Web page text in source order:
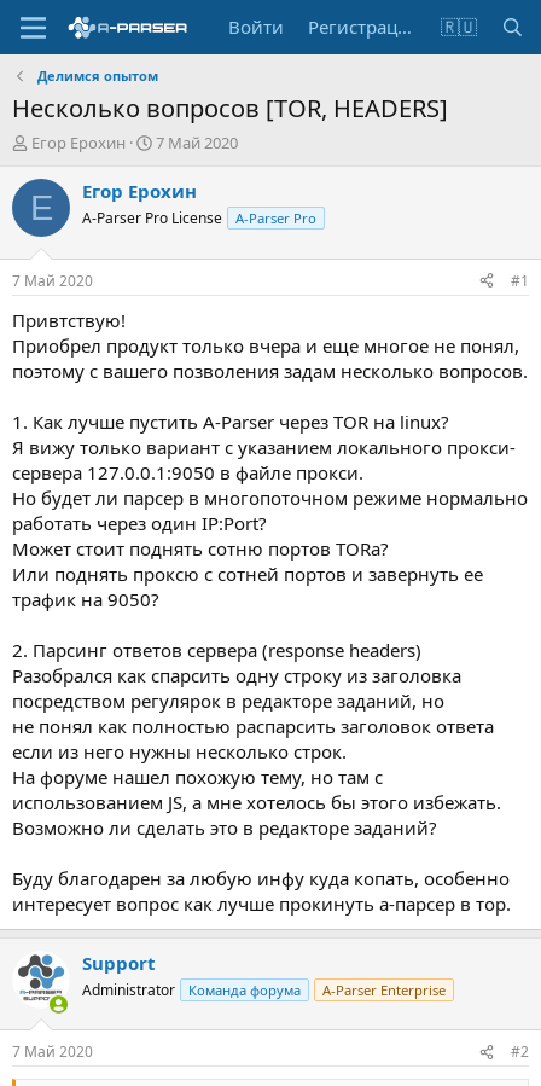
Войти Регистрация 🇷🇺
Делимся опытом
Несколько вопросов [TOR, HEADERS]
А
т
о
т
е
м
ы
Егор Ерохин
Д
т
н
а
7 Май 2020
Е Егор Ерохин
A-Parser Pro License A-Parser Pro
7 Май 2020 #1
Привтствую!
Приобрел продукт только вчера и еще многое не понял,
поэтому с вашего позволения задам несколько вопросов.
1. Как лучше пустить A-Parser через TOR на linux?
Я вижу только вариант с указанием локального прокси-
сервера 127.0.0.1:9050 в файле прокси.
Но будет ли парсер в многопоточном режиме нормально
работать через один IP:Рort?
Может стоит поднять сотню портов TORа?
Или поднять проксю с сотней портов и завернуть ее
трафик на 9050?
2. Парсинг ответов сервера (response headers)
Разобрался как спарсить одну строку из заголовка
посредством регулярок в редакторе заданий, но
не понял как полностью распарсить заголовок ответа
если из него нужны несколько строк.
На форуме нашел похожую тему, но там с
использованием JS, а мне хотелось бы этого избежать.
Возможно ли сделать это в редакторе заданий?
Буду благодарен за любую инфу куда копать, особенно
интересует вопрос как лучше прокинуть а-парсер в тор.
Support
Administrator Команда форума A-Parser Enterprise
7 Май 2020 #2